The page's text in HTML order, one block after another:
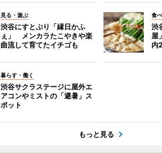
見る・遊ぶ
渋谷にすとぷり「縁日かふ
ぇ」 メンカラたこやきや楽
曲流して育てたイチゴも
食
渋
屋
内
暮らす・働く
渋谷サクラステージに屋外エ
アコンやミストの「避暑」ス
ポット
もっと見る